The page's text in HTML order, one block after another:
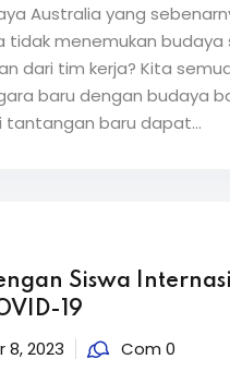
Australia yang
tidak menemukan budaya
dari tim kerja? Kita
baru dengan budaya
tantangan baru dapat...
Siswa
19
8, 2023 Com 0